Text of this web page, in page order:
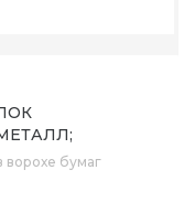
ворохе бумаг